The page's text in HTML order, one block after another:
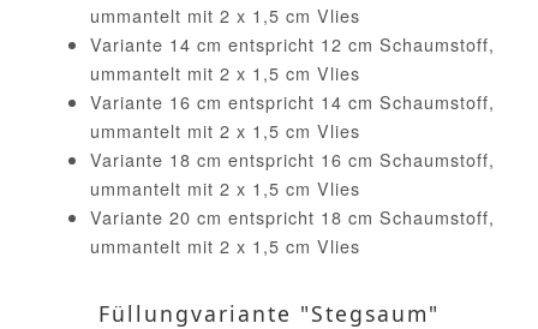
ummantelt mit 2 x 1,5 cm Vlies
Variante 14 cm entspricht 12 cm Schaumstoff,
ummantelt mit 2 x 1,5 cm Vlies
Variante 16 cm entspricht 14 cm Schaumstoff,
ummantelt mit 2 x 1,5 cm Vlies
Variante 18 cm entspricht 16 cm Schaumstoff,
ummantelt mit 2 x 1,5 cm Vlies
Variante 20 cm entspricht 18 cm Schaumstoff,
ummantelt mit 2 x 1,5 cm Vlies
Füllungvariante "Stegsaum"